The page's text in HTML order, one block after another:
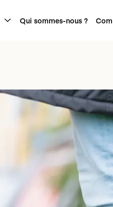
Qui sommes-nous ?